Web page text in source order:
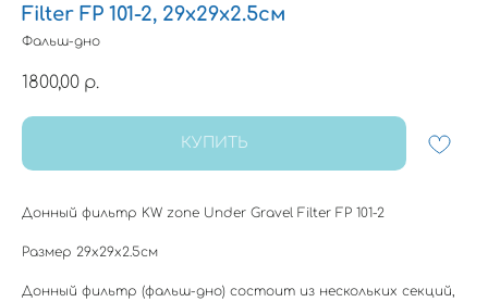
Filter FP 101-2, 29х29х2.5см
Фальш-дно
1800,00 р.
КУПИТЬ
Донный фильтр KW zone Under Gravel Filter FP 101-2
Размер 29х29х2.5см
Донный фильтр (фальш-дно) состоит из нескольких секций,